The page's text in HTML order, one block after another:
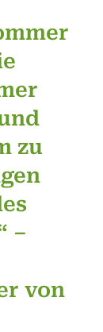
zu
–
von